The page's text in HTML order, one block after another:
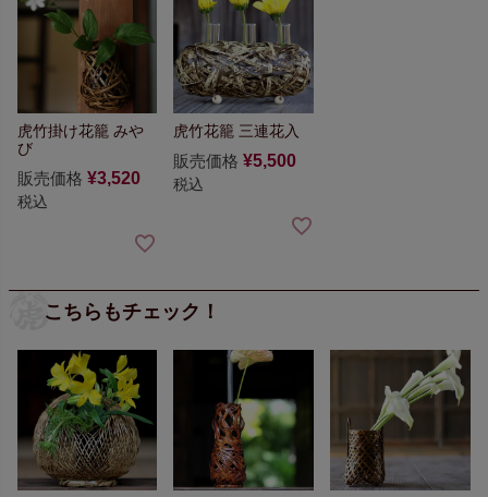
虎竹掛け花籠 みや
び
販売価格 ¥3,520
税込
虎竹花籠 三連花入
販売価格 ¥5,500
税込
こちらもチェック！